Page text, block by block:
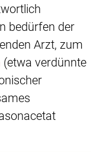
bedürfen der
Arzt, zum
(etwa verdünnte